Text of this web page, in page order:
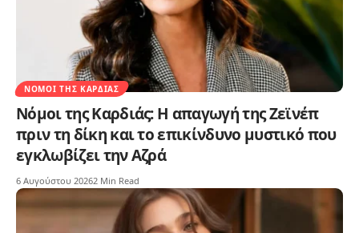
ΝΌΜΟΙ ΤΗΣ ΚΑΡΔΙΆΣ
Νόμοι της Καρδιάς: Η απαγωγή της Ζεϊνέπ
πριν τη δίκη και το επικίνδυνο μυστικό που
εγκλωβίζει την Αζρά
6 Αυγούστου 20262 Min Read